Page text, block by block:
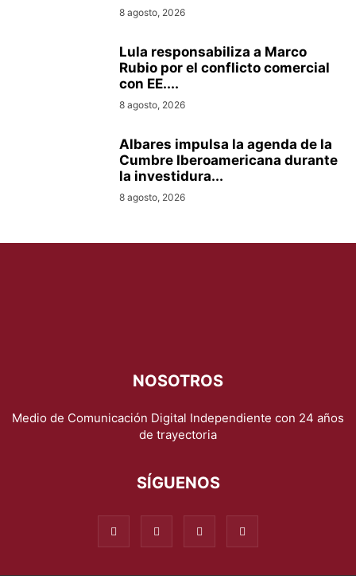
8 agosto, 2026
Lula responsabiliza a Marco
Rubio por el conflicto comercial
con EE....
8 agosto, 2026
Albares impulsa la agenda de la
Cumbre Iberoamericana durante
la investidura...
8 agosto, 2026
NOSOTROS
Medio de Comunicación Digital Independiente con 24 años
de trayectoria
SÍGUENOS